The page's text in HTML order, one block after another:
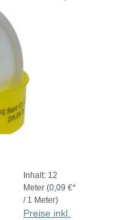
Inhalt: 12
Meter (0,09 €*
/ 1 Meter)
Preise inkl.